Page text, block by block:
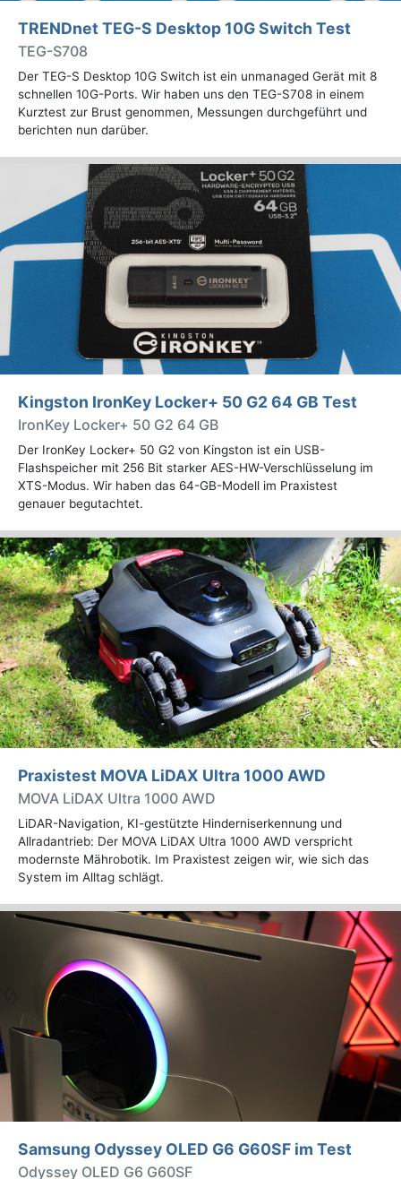
TRENDnet TEG-S Desktop 10G Switch Test
TEG-S708
Der TEG-S Desktop 10G Switch ist ein unmanaged Gerät mit 8
schnellen 10G-Ports. Wir haben uns den TEG-S708 in einem
Kurztest zur Brust genommen, Messungen durchgeführt und
berichten nun darüber.
Kingston IronKey Locker+ 50 G2 64 GB Test
IronKey Locker+ 50 G2 64 GB
Der IronKey Locker+ 50 G2 von Kingston ist ein USB-
Flashspeicher mit 256 Bit starker AES-HW-Verschlüsselung im
XTS-Modus. Wir haben das 64-GB-Modell im Praxistest
genauer begutachtet.
Praxistest MOVA LiDAX Ultra 1000 AWD
MOVA LiDAX Ultra 1000 AWD
LiDAR-Navigation, KI-gestützte Hinderniserkennung und
Allradantrieb: Der MOVA LiDAX Ultra 1000 AWD verspricht
modernste Mährobotik. Im Praxistest zeigen wir, wie sich das
System im Alltag schlägt.
Samsung Odyssey OLED G6 G60SF im Test
Odyssey OLED G6 G60SF